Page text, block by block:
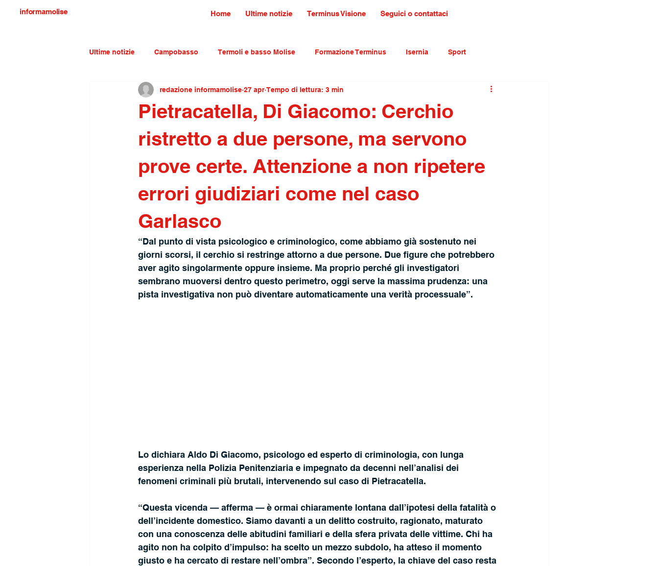
informamolise Home Ultime notizie Terminus Visione Seguici o contattaci
Ultime notizie Campobasso Termoli e basso Molise Formazione Terminus Isernia Sport
Economia e lavoro Molise cultura tradizioni e turismo primo piano
Pietracatella, Di Giacomo: Cerchio
ristretto a due persone, ma servono
prove certe. Attenzione a non ripetere
errori giudiziari come nel caso
Garlasco
redazione informamolise 27 apr Tempo di lettura: 3 min
“Dal punto di vista psicologico e criminologico, come abbiamo già sostenuto nei
giorni scorsi, il cerchio si restringe attorno a due persone. Due figure che potrebbero
aver agito singolarmente oppure insieme. Ma proprio perché gli investigatori
sembrano muoversi dentro questo perimetro, oggi serve la massima prudenza: una
pista investigativa non può diventare automaticamente una verità processuale”.
Lo dichiara Aldo Di Giacomo, psicologo ed esperto di criminologia, con lunga
esperienza nella Polizia Penitenziaria e impegnato da decenni nell’analisi dei
fenomeni criminali più brutali, intervenendo sul caso di Pietracatella.
“Questa vicenda — afferma — è ormai chiaramente lontana dall’ipotesi della fatalità o
dell’incidente domestico. Siamo davanti a un delitto costruito, ragionato, maturato
con una conoscenza delle abitudini familiari e della sfera privata delle vittime. Chi ha
agito non ha colpito d’impulso: ha scelto un mezzo subdolo, ha atteso il momento
giusto e ha cercato di restare nell’ombra”. Secondo l’esperto, la chiave del caso resta